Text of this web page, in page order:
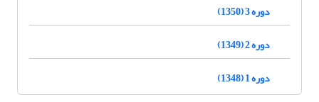
دوره 3 (1350)
دوره 2 (1349)
دوره 1 (1348)